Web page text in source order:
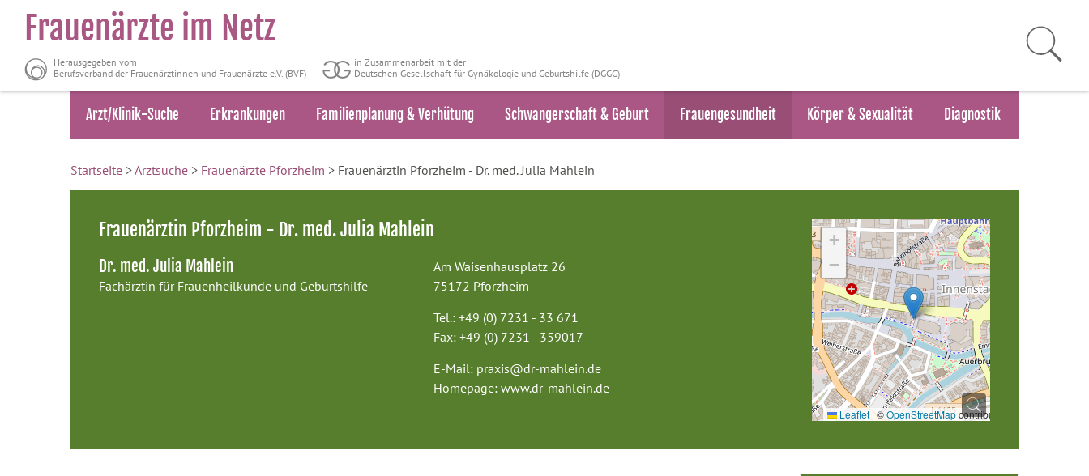
Frauenärzte im Netz
Herausgegeben vom
Berufsverband der Frauenärztinnen und Frauenärzte e.V. (BVF)
in Zusammenarbeit mit der
Deutschen Gesellschaft für Gynäkologie und Geburtshilfe (DGGG)
Arzt/Klinik-Suche Erkrankungen Familienplanung & Verhütung Schwangerschaft & Geburt Frauengesundheit Körper & Sexualität Diagnostik
Startseite >Arztsuche > Frauenärzte Pforzheim > Frauenärztin Pforzheim - Dr. med. Julia Mahlein
Frauenärztin Pforzheim - Dr. med. Julia Mahlein
Dr. med. Julia Mahlein
Fachärztin für Frauenheilkunde und Geburtshilfe
Am Waisenhausplatz 26
75172 Pforzheim
Tel.: +49 (0) 7231 - 33 671
Fax: +49 (0) 7231 - 359017
E-Mail: praxis@dr-mahlein.de
Homepage: www.dr-mahlein.de
+
−
Leaflet|©OpenStreetMapcontributors